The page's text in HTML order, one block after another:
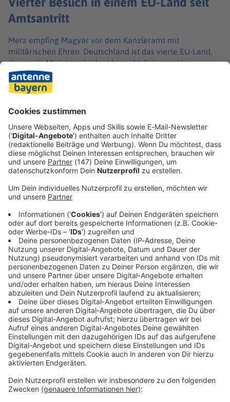
Amtsantritt
Merz empfing Magyar vor dem Kanzleramt mit
militärischen Ehren. Deutschland ist das vierte EU-Land,
das er als Ministerpräsident besucht. Seine ersten
Auslandsreisen hatte Magyar bereits kurz nach seinem
Amtsantritt nach Polen und Österreich unternommen. In
der vergangenen Woche war er in Brüssel, um Gespräche
mit den Spitzen von EU und Nato sowie der belgischen
Immer auf dem Laufenden
bleiben!
Verpass' nichts mehr - mit unserem kostenlosen
ANTENNE BAYERN Newsletter. Ob Nachrichten,
Lifestyle oder unsere neuesten Aktionen - wir